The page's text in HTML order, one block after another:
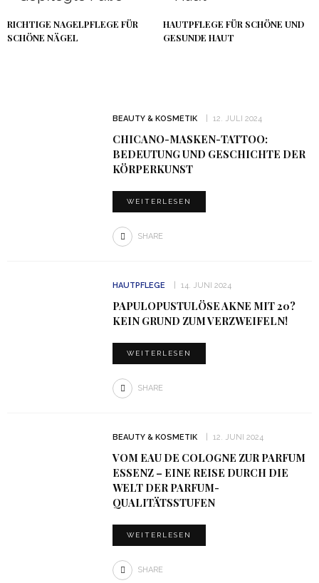
RICHTIGE NAGELPFLEGE FÜR
SCHÖNE NÄGEL
HAUTPFLEGE FÜR SCHÖNE UND
GESUNDE HAUT
BEAUTY & KOSMETIK 12. JULI 2024
CHICANO-MASKEN-TATTOO:
BEDEUTUNG UND GESCHICHTE DER
KÖRPERKUNST
WEITERLESEN
SHARE
HAUTPFLEGE 14. JUNI 2024
PAPULOPUSTULÖSE AKNE MIT 20?
KEIN GRUND ZUM VERZWEIFELN!
WEITERLESEN
SHARE
BEAUTY & KOSMETIK 12. JUNI 2024
VOM EAU DE COLOGNE ZUR PARFUM
ESSENZ – EINE REISE DURCH DIE
WELT DER PARFUM-
QUALITÄTSSTUFEN
WEITERLESEN
SHARE